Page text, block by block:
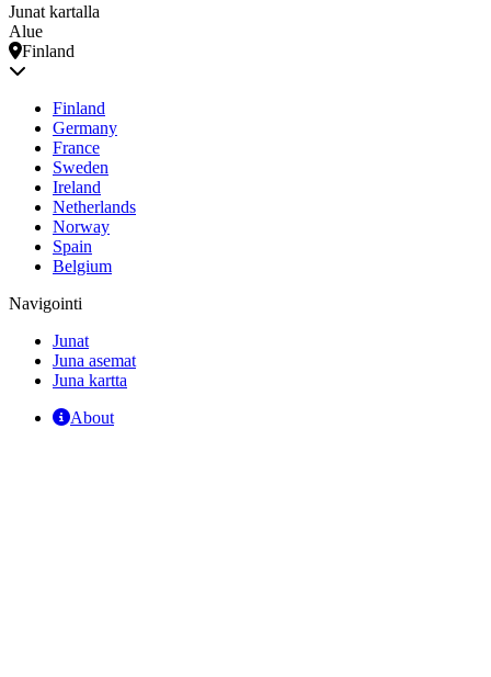
Junat kartalla
Alue
Finland
Finland
Germany
France
Sweden
Ireland
Netherlands
Norway
Spain
Belgium
Navigointi
Junat
Juna asemat
Juna kartta
About